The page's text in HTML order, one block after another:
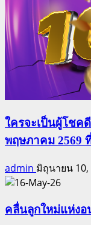
ใครจะเป็นผู้โชค
พฤษภาคม 2569
admin มิถุนายน 10,
คลื่นลูกใหม่แห่ง